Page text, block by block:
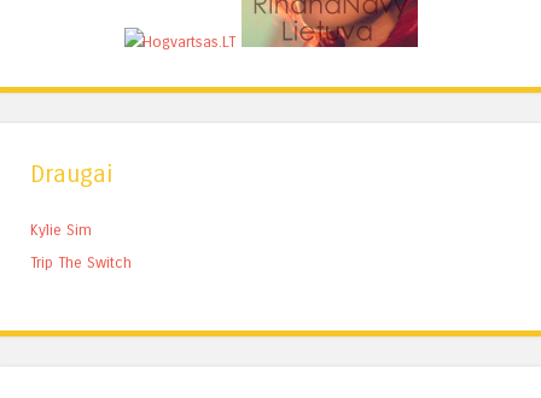
Draugai
Kylie Sim
Trip The Switch